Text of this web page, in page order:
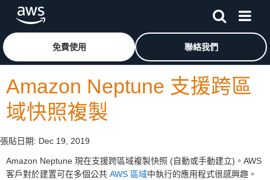
跳至主要內容按一下這裡可返回 Amazon Web Services 首頁
免費使用 聯絡我們
Amazon Neptune 支援跨區
域快照複製
張貼日期: Dec 19, 2019
Amazon Neptune 現在支援跨區域複製快照 (自動或手動建立)。AWS
客戶對於建置可在多個公共 AWS 區域中執行的應用程式很感興趣。